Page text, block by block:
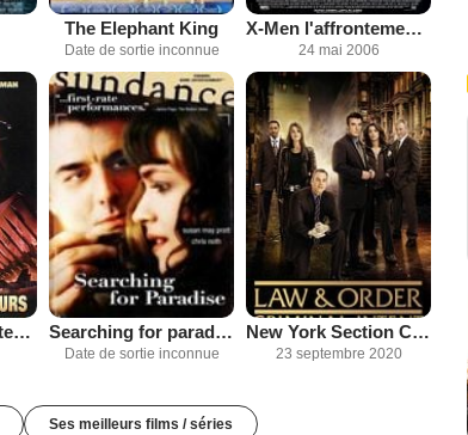
The Elephant King
Date de sortie inconnue
X-Men l'affrontement final
24 mai 2006
La Somme de toutes les peurs Searching for paradise
Date de sortie inconnue
New York Section Criminelle
23 septembre 2020
Ses meilleurs films / séries